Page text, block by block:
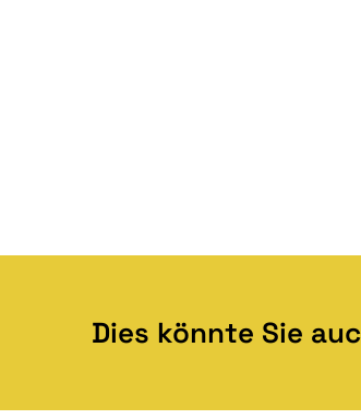
Dies könnte Sie